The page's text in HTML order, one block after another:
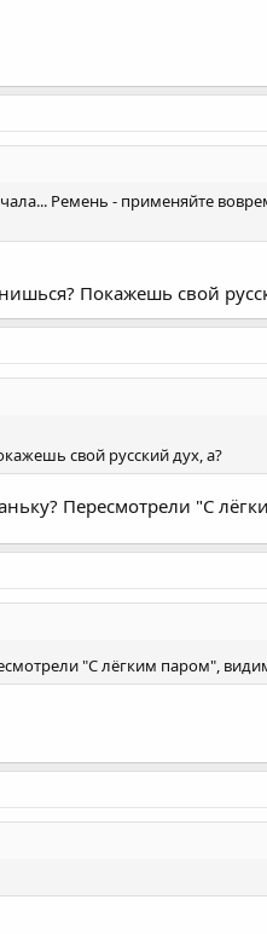
Ремень - применяйте
Покажешь свой
свой русский дух, а?
Пересмотрели "С
"С лёгким паром",